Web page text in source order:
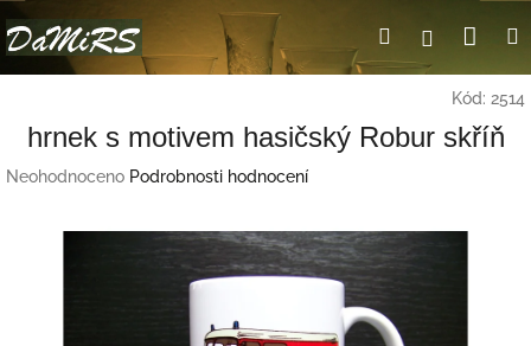
na
obsah
HledatPřihlášení
Kód: 2514
hrnek s motivem hasičský Robur skříň
Průměrné
Neohodnoceno Podrobnosti hodnocení